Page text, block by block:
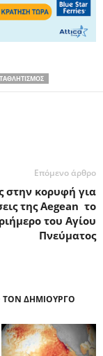
Επόμενο άρθρο
στην κορυφή για
της Aegean το
του Αγίου
Πνεύματος
ΤΟΝ ΔΗΜΙΟΥΡΓΟ